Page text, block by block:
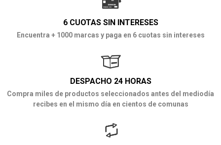
6 CUOTAS SIN INTERESES
Encuentra + 1000 marcas y paga en 6 cuotas sin intereses
DESPACHO 24 HORAS
Compra miles de productos seleccionados antes del mediodía
recibes en el mismo día en cientos de comunas